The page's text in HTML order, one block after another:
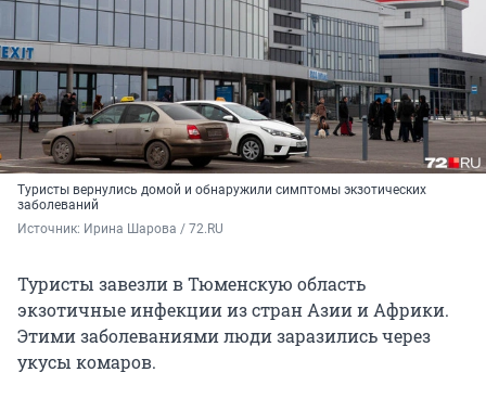
Туристы вернулись домой и обнаружили симптомы экзотических
заболеваний
Источник: Ирина Шарова / 72.RU
Туристы завезли в Тюменскую область
экзотичные инфекции из стран Азии и Африки.
Этими заболеваниями люди заразились через
укусы комаров.